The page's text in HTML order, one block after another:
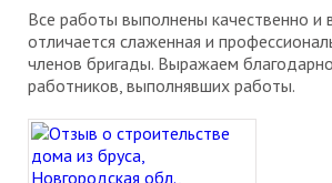
Все работы выполнены качественно и
отличается слаженная и
членов бригады. Выражаем
работников, выполнявших работы.